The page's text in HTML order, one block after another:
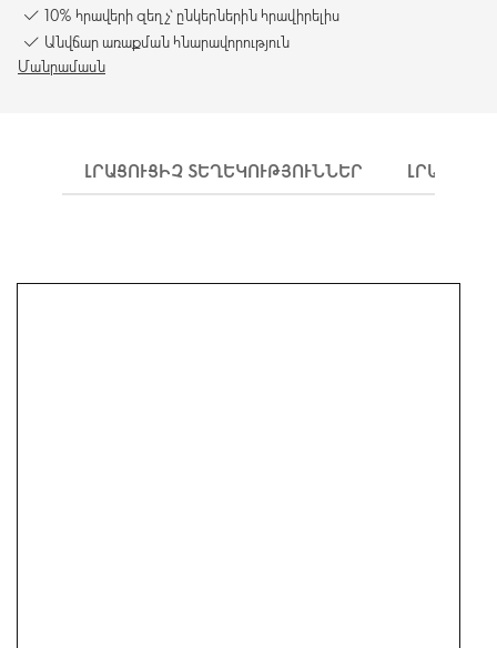
10% հրավերի զեղչ՝ ընկերներին հրավիրելիս
Անվճար առաքման հնարավորություն
Մանրամասն
ԼՐԱՑՈՒՑԻՉ ՏԵՂԵԿՈՒԹՅՈՒՆՆԵՐ